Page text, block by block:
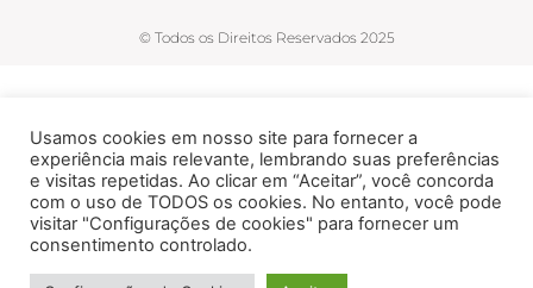
© Todos os Direitos Reservados 2025
Usamos cookies em nosso site para fornecer a
experiência mais relevante, lembrando suas preferências
e visitas repetidas. Ao clicar em “Aceitar”, você concorda
com o uso de TODOS os cookies. No entanto, você pode
visitar "Configurações de cookies" para fornecer um
consentimento controlado.